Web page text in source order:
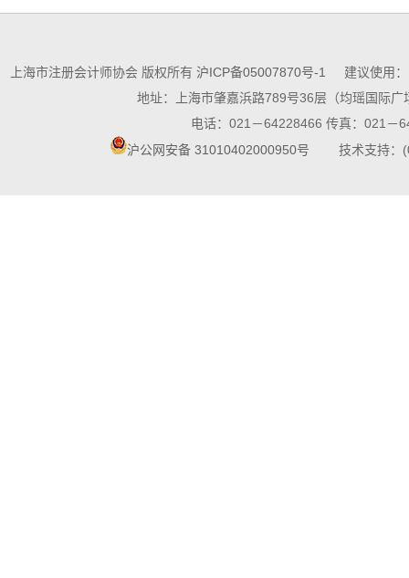
上海市注册会计师协会 版权所有 沪ICP备05007870号-1
建议使用：
地址：上海市肇嘉浜路789号36层（均瑶国际广
电话：021－64228466 传真：021－
沪公网安备 31010402000950号 技术支持：